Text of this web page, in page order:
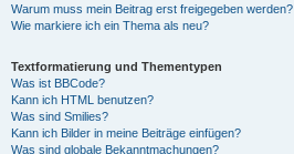
Warum muss mein Beitrag erst freigegeben werden?
Wie markiere ich ein Thema als neu?
Textformatierung und Thementypen
Was ist BBCode?
Kann ich HTML benutzen?
Was sind Smilies?
Kann ich Bilder in meine Beiträge einfügen?
Was sind globale Bekanntmachungen?